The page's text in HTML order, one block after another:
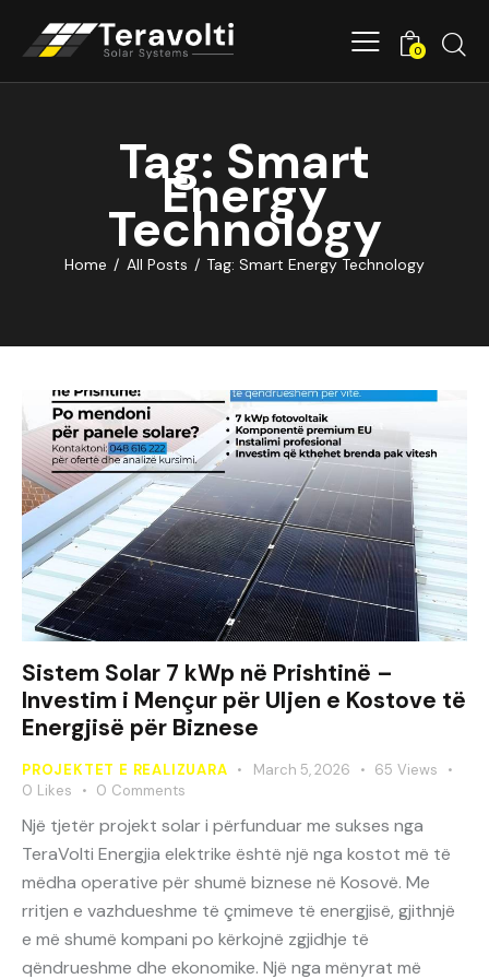
0
Tag: Smart
Energy
Technology
Home All Posts Tag: Smart Energy Technology
Sistem Solar 7 kWp në Prishtinë –
Investim i Mençur për Uljen e Kostove të
Energjisë për Biznese
PROJEKTET E REALIZUARA March 5, 2026 65 Views
0 Likes 0 Comments
Një tjetër projekt solar i përfunduar me sukses nga
TeraVolti Energjia elektrike është një nga kostot më të
mëdha operative për shumë biznese në Kosovë. Me
rritjen e vazhdueshme të çmimeve të energjisë, gjithnjë
e më shumë kompani po kërkojnë zgjidhje të
qëndrueshme dhe ekonomike. Një nga mënyrat më